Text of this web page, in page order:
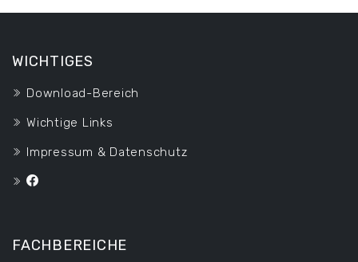
WICHTIGES
Download-Bereich
Wichtige Links
Impressum & Datenschutz
FACHBEREICHE